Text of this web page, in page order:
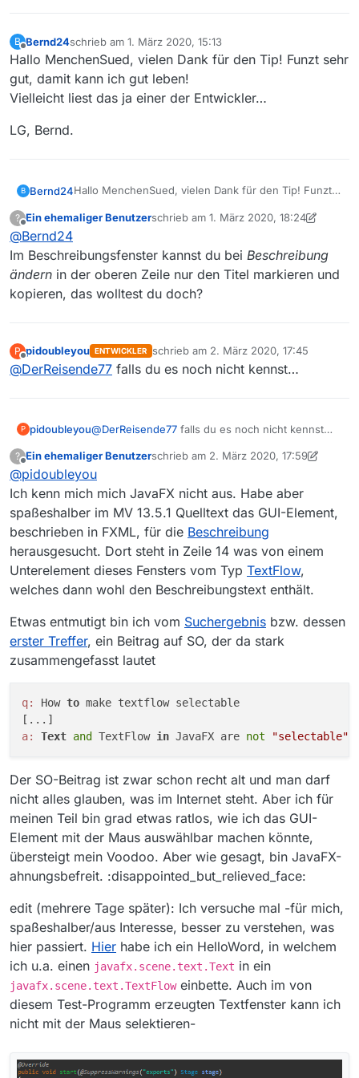
B
Offline
Bernd24schrieb am 1. März 2020, 15:13
zuletzt editiert von
Hallo MenchenSued, vielen Dank für den Tip! Funzt sehr
gut, damit kann ich gut leben!
Vielleicht liest das ja einer der Entwickler…
LG, Bernd.
B Bernd24Hallo MenchenSued, vielen Dank für den Tip! Funzt
Vielleicht liest das ja einer der Entwickler…
LG, Bernd.
?
Offline
Ein ehemaliger Benutzerschrieb am 1. März 2020, 18:24
zuletzt editiert von Ein ehemaliger
@Bernd24
Im Beschreibungsfenster kannst du bei Beschreibung
ändern in der oberen Zeile nur den Titel markieren und
kopieren, das wolltest du doch?
P
Offline
pidoubleyou ENTWICKLER schrieb am 2. März 2020, 17:45
zuletzt editiert von
@DerReisende77 falls du es noch nicht kennst…
P pidoubleyou@DerReisende77 falls du es noch nicht kennst…
?
Offline
Ein ehemaliger Benutzerschrieb am 2. März 2020, 17:59
zuletzt editiert von Ein ehemaliger
@pidoubleyou
Ich kenn mich mich JavaFX nicht aus. Habe aber
spaßeshalber im MV 13.5.1 Quelltext das GUI-Element,
beschrieben in FXML, für die Beschreibung
herausgesucht. Dort steht in Zeile 14 was von einem
Unterelement dieses Fensters vom Typ TextFlow,
welches dann wohl den Beschreibungstext enthält.
Etwas entmutigt bin ich vom Suchergebnis bzw. dessen
erster Treffer, ein Beitrag auf SO, der da stark
zusammengefasst lautet
q: How to make textflow selectable
a:
Text and TextFlow in JavaFX are not "selectable"
Der SO-Beitrag ist zwar schon recht alt und man darf
nicht alles glauben, was im Internet steht. Aber ich für
meinen Teil bin grad etwas ratlos, wie ich das GUI-
Element mit der Maus auswählbar machen könnte,
übersteigt mein Voodoo. Aber wie gesagt, bin JavaFX-
ahnungsbefreit. :disappointed_but_relieved_face:
edit (mehrere Tage später): Ich versuche mal -für mich,
spaßeshalber/aus Interesse, besser zu verstehen, was
hier passiert. Hier habe ich ein HelloWord, in welchem
ich u.a. einen javafx.scene.text.Text in ein
javafx.scene.text.TextFloweinbette. Auch im von
diesem Test-Programm erzeugten Textfenster kann ich
nicht mit der Maus selektieren-